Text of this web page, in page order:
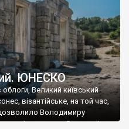
ЮНЕСКО
облоги, Великий київський
візантійське, на той час,
Володимиру
імператору Василю ІІ, та